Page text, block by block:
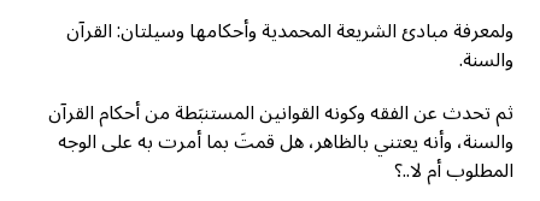
ولمعرفة مبادئ الشريعة المحمدية وأحكامها وسيلتان: القرآن
والسنة.
ثم تحدث عن الفقه وكونه القوانين المستنبَطة من أحكام القرآن
والسنة، وأنه يعتني بالظاهر، هل قمتَ بما أمرت به على الوجه
المطلوب أم لا..؟